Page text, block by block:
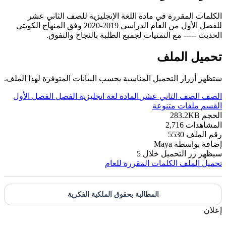
الكلمات المقررة في مادة اللغة الإنجليزية للصف الثاني عشر
للفصل الأول من العام الدراسي 2019-2020 وفق المنهاج الكويتي
الحديث ----- مع التمنيات لجميع الطلبة بالنجاح والتفوق.
تحميل الملف
ستظهر أزرار التحميل المناسبة بحسب البيانات المتوفرة لهذا الملف.
الصف الصف الثاني عشر المادة لغة انجليزية الفصل
الفصل الأول
القسم ملفات متنوعة
الحجم 283.2KB
المشاهدات 2,716
رقم الملف 5530
إضافة بواسطة Maya
سيظهر زر التحميل خلال 5
تحميل الملف
الكلمات المقررة للعام
المطالبة بحقوق الملكية الفكرية
إعلان